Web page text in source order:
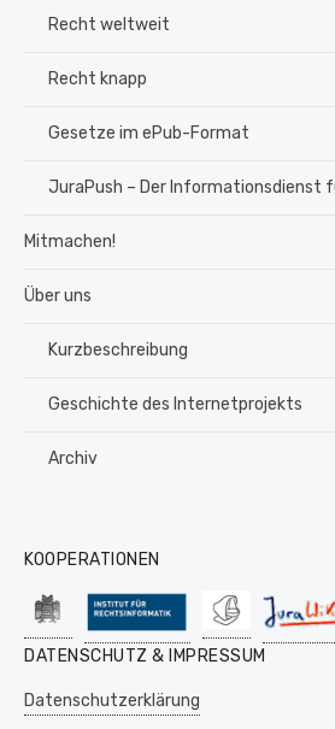
Recht weltweit
Recht knapp
Gesetze im ePub-Format
JuraPush – Der Informationsdienst
Mitmachen!
Über uns
Kurzbeschreibung
Geschichte des Internetprojekts
Archiv
KOOPERATIONEN
DATENSCHUTZ & IMPRESSUM
Datenschutzerklärung